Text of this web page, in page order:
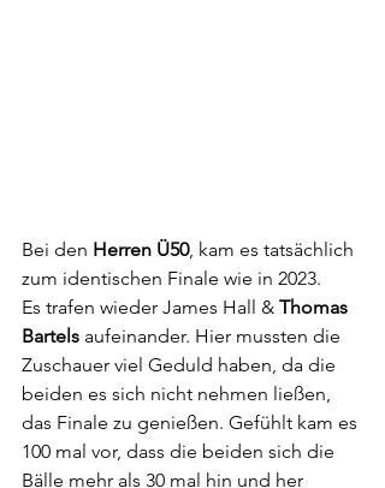
Bei den Herren Ü50, kam es tatsächlich
zum identischen Finale wie in 2023.
Es trafen wieder James Hall & Thomas
Bartels aufeinander. Hier mussten die
Zuschauer viel Geduld haben, da die
beiden es sich nicht nehmen ließen,
das Finale zu genießen. Gefühlt kam es
100 mal vor, dass die beiden sich die
Bälle mehr als 30 mal hin und her